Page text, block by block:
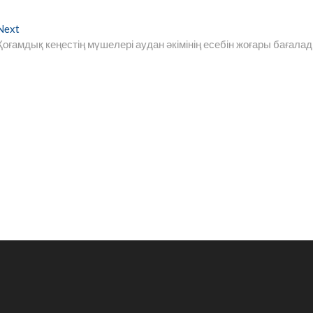
post:кеңестің мүшелері аудан әкімінің есебін жоғары